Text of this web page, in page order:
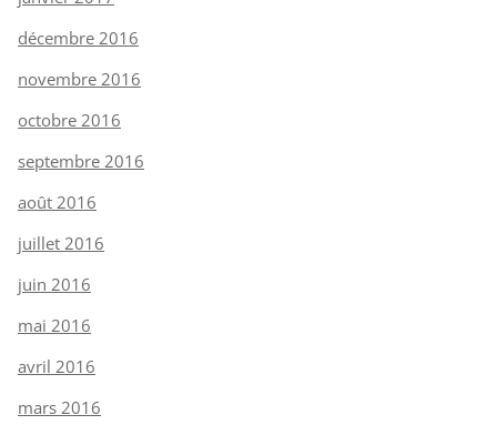
décembre 2016
novembre 2016
octobre 2016
septembre 2016
août 2016
juillet 2016
juin 2016
mai 2016
avril 2016
mars 2016